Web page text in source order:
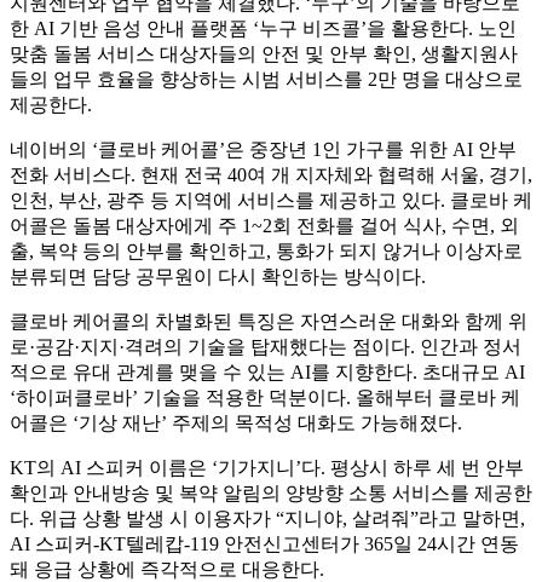
한 AI 기반 음성 안내 플랫폼 ‘누구 비즈콜’을 활용한다. 노인
맞춤 돌봄 서비스 대상자들의 안전 및 안부 확인, 생활지원사
들의 업무 효율을 향상하는 시범 서비스를 2만 명을 대상으로
제공한다.
네이버의 ‘클로바 케어콜’은 중장년 1인 가구를 위한 AI 안부
전화 서비스다. 현재 전국 40여 개 지자체와 협력해 서울, 경기,
인천, 부산, 광주 등 지역에 서비스를 제공하고 있다. 클로바 케
어콜은 돌봄 대상자에게 주 1~2회 전화를 걸어 식사, 수면, 외
출, 복약 등의 안부를 확인하고, 통화가 되지 않거나 이상자로
분류되면 담당 공무원이 다시 확인하는 방식이다.
클로바 케어콜의 차별화된 특징은 자연스러운 대화와 함께 위
로·공감·지지·격려의 기술을 탑재했다는 점이다. 인간과 정서
적으로 유대 관계를 맺을 수 있는 AI를 지향한다. 초대규모 AI
‘하이퍼클로바’ 기술을 적용한 덕분이다. 올해부터 클로바 케
어콜은 ‘기상 재난’ 주제의 목적성 대화도 가능해졌다.
KT의 AI 스피커 이름은 ‘기가지니’다. 평상시 하루 세 번 안부
확인과 안내방송 및 복약 알림의 양방향 소통 서비스를 제공한
다. 위급 상황 발생 시 이용자가 “지니야, 살려줘”라고 말하면,
AI 스피커-KT텔레캅-119 안전신고센터가 365일 24시간 연동
돼 응급 상황에 즉각적으로 대응한다.